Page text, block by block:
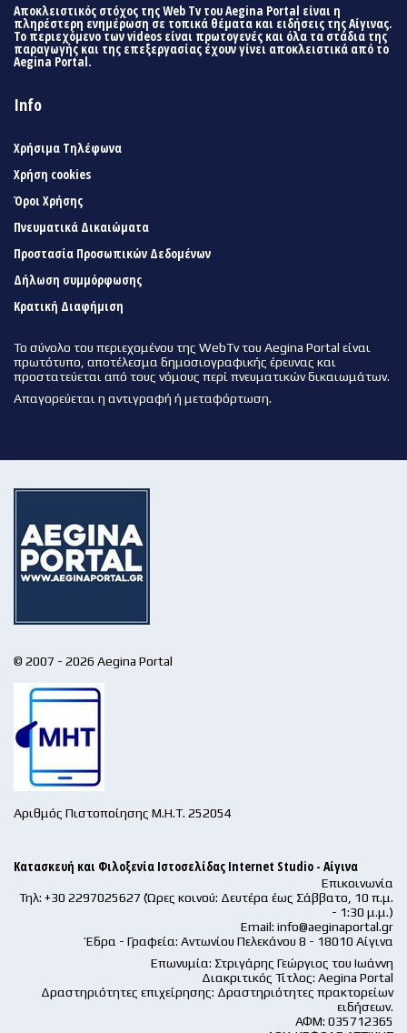
Αποκλειστικός στόχος της Web Tv του Aegina Portal είναι η
πληρέστερη ενημέρωση σε τοπικά θέματα και ειδήσεις της Αίγινας.
Το περιεχόμενο των videos είναι πρωτογενές και όλα τα στάδια της
παραγωγής και της επεξεργασίας έχουν γίνει αποκλειστικά από το
Aegina Portal.
Info
Χρήσιμα Τηλέφωνα
Χρήση cookies
Όροι Χρήσης
Πνευματικά Δικαιώματα
Προστασία Προσωπικών Δεδομένων
Δήλωση συμμόρφωσης
Κρατική Διαφήμιση
Το σύνολο του περιεχομένου της WebTv του Aegina Portal είναι
πρωτότυπο, αποτέλεσμα δημοσιογραφικής έρευνας και
προστατεύεται από τους νόμους περί πνευματικών δικαιωμάτων.
Απαγορεύεται η αντιγραφή ή μεταφόρτωση.
© 2007 - 2026 Aegina Portal
Αριθμός Πιστοποίησης Μ.Η.Τ. 252054
Κατασκευή και Φιλοξενία Ιστοσελίδας Internet Studio - Αίγινα
Επικοινωνία
Τηλ: +30 2297025627 (Ώρες κοινού: Δευτέρα έως Σάββατο, 10 π.μ.
- 1:30 μ.μ.)
Email: info@aeginaportal.gr
Έδρα - Γραφεία: Αντωνίου Πελεκάνου 8 - 18010 Αίγινα
Επωνυμία: Στριγάρης Γεώργιος του Ιωάννη
Διακριτικός Τίτλος: Aegina Portal
Δραστηριότητες επιχείρησης: Δραστηριότητες πρακτορείων
ειδήσεων.
ΑΦΜ: 035712365